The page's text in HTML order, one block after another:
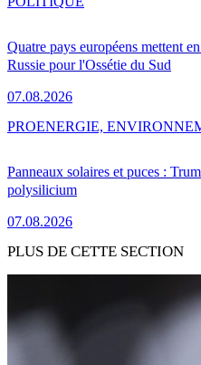
Quatre pays européens mettent
Russie pour l'Ossétie du Sud
07.08.2026
Panneaux solaires et puces :
polysilicium
07.08.2026
PROENERGIE,
PLUS DE CETTE SECTION